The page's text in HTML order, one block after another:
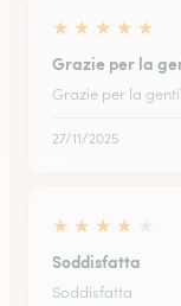
★ ★ ★ ★ ★
Grazie per la
Grazie per la
27/11/2025
★ ★ ★ ★
Soddisfatta
Soddisfatta